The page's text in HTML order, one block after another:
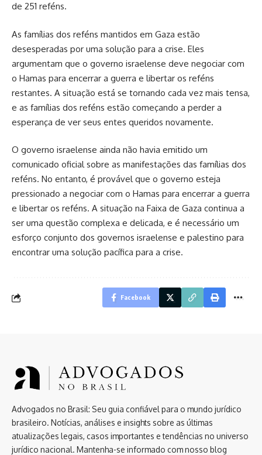
de 251 reféns.
As famílias dos reféns mantidos em Gaza estão
desesperadas por uma solução para a crise. Eles
argumentam que o governo israelense deve negociar com
o Hamas para encerrar a guerra e libertar os reféns
restantes. A situação está se tornando cada vez mais tensa,
e as famílias dos reféns estão começando a perder a
esperança de ver seus entes queridos novamente.
O governo israelense ainda não havia emitido um
comunicado oficial sobre as manifestações das famílias dos
reféns. No entanto, é provável que o governo esteja
pressionado a negociar com o Hamas para encerrar a guerra
e libertar os reféns. A situação na Faixa de Gaza continua a
ser uma questão complexa e delicada, e é necessário um
esforço conjunto dos governos israelense e palestino para
encontrar uma solução pacífica para a crise.
Facebook
Advogados no Brasil: Seu guia confiável para o mundo jurídico
brasileiro. Notícias, análises e insights sobre as últimas
atualizações legais, casos importantes e tendências no universo
jurídico nacional. Mantenha-se informado com nosso blog